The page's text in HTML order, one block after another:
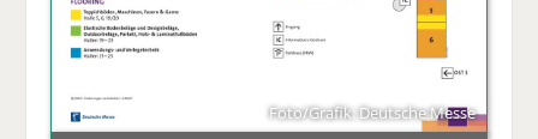
Foto/Grafik: Deutsche Messe